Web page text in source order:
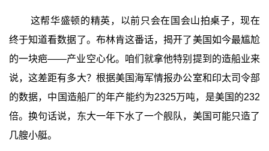
这帮华盛顿的精英，以前只会在国会山拍桌子，现在
终于知道看数据了。布林肯这番话，揭开了美国如今最尴尬
的一块疤——产业空心化。咱们就拿他特别提到的造船业来
说，这差距有多大？根据美国海军情报办公室和印太司令部
的数据，中国造船厂的年产能约为2325万吨，是美国的232
倍。换句话说，东大一年下水了一个舰队，美国可能只造了
几艘小艇。